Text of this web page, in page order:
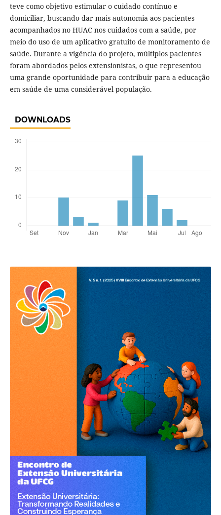
teve como objetivo estimular o cuidado contínuo e
domiciliar, buscando dar mais autonomia aos pacientes
acompanhados no HUAC nos cuidados com a saúde, por
meio do uso de um aplicativo gratuito de monitoramento de
saúde. Durante a vigência do projeto, múltiplos pacientes
foram abordados pelos extensionistas, o que representou
uma grande oportunidade para contribuir para a educação
em saúde de uma considerável população.
DOWNLOADS